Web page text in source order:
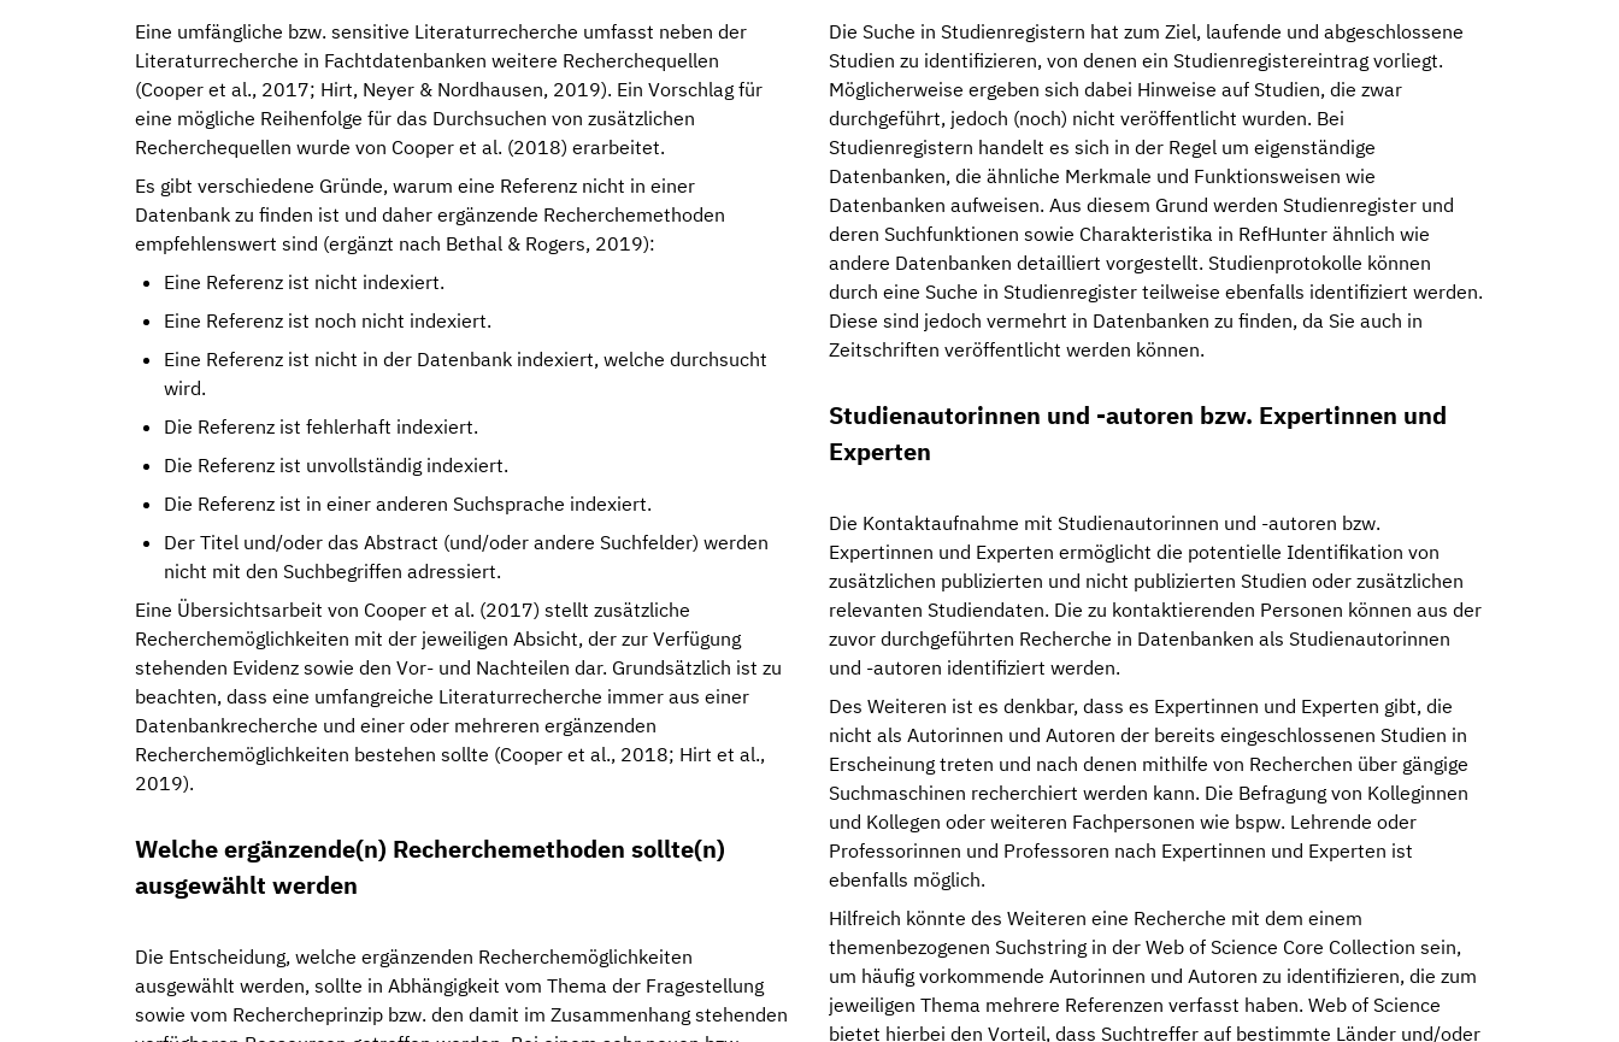
Eine umfängliche bzw. sensitive Literaturrecherche umfasst neben der
Literaturrecherche in Fachtdatenbanken weitere Recherchequellen
(Cooper et al., 2017; Hirt, Neyer & Nordhausen, 2019). Ein Vorschlag für
eine mögliche Reihenfolge für das Durchsuchen von zusätzlichen
Recherchequellen wurde von Cooper et al. (2018) erarbeitet.
Es gibt verschiedene Gründe, warum eine Referenz nicht in einer
Datenbank zu finden ist und daher ergänzende Recherchemethoden
empfehlenswert sind (ergänzt nach Bethal & Rogers, 2019):
Eine Referenz ist nicht indexiert.
Eine Referenz ist noch nicht indexiert.
Eine Referenz ist nicht in der Datenbank indexiert, welche durchsucht
wird.
Die Referenz ist fehlerhaft indexiert.
Die Referenz ist unvollständig indexiert.
Die Referenz ist in einer anderen Suchsprache indexiert.
Der Titel und/oder das Abstract (und/oder andere Suchfelder) werden
nicht mit den Suchbegriffen adressiert.
Eine Übersichtsarbeit von Cooper et al. (2017) stellt zusätzliche
Recherchemöglichkeiten mit der jeweiligen Absicht, der zur Verfügung
stehenden Evidenz sowie den Vor- und Nachteilen dar. Grundsätzlich ist zu
beachten, dass eine umfangreiche Literaturrecherche immer aus einer
Datenbankrecherche und einer oder mehreren ergänzenden
Recherchemöglichkeiten bestehen sollte (Cooper et al., 2018; Hirt et al.,
2019).
Welche ergänzende(n) Recherchemethoden sollte(n)
ausgewählt werden
Die Entscheidung, welche ergänzenden Recherchemöglichkeiten
ausgewählt werden, sollte in Abhängigkeit vom Thema der Fragestellung
sowie vom Rechercheprinzip bzw. den damit im Zusammenhang stehenden
Die Suche in Studienregistern hat zum Ziel, laufende und abgeschlossene
Studien zu identifizieren, von denen ein Studienregistereintrag vorliegt.
Möglicherweise ergeben sich dabei Hinweise auf Studien, die zwar
durchgeführt, jedoch (noch) nicht veröffentlicht wurden. Bei
Studienregistern handelt es sich in der Regel um eigenständige
Datenbanken, die ähnliche Merkmale und Funktionsweisen wie
Datenbanken aufweisen. Aus diesem Grund werden Studienregister und
deren Suchfunktionen sowie Charakteristika in RefHunter ähnlich wie
andere Datenbanken detailliert vorgestellt. Studienprotokolle können
durch eine Suche in Studienregister teilweise ebenfalls identifiziert werden.
Diese sind jedoch vermehrt in Datenbanken zu finden, da Sie auch in
Zeitschriften veröffentlicht werden können.
Studienautorinnen und -autoren bzw. Expertinnen und
Experten
Die Kontaktaufnahme mit Studienautorinnen und -autoren bzw.
Expertinnen und Experten ermöglicht die potentielle Identifikation von
zusätzlichen publizierten und nicht publizierten Studien oder zusätzlichen
relevanten Studiendaten. Die zu kontaktierenden Personen können aus der
zuvor durchgeführten Recherche in Datenbanken als Studienautorinnen
und -autoren identifiziert werden.
Des Weiteren ist es denkbar, dass es Expertinnen und Experten gibt, die
nicht als Autorinnen und Autoren der bereits eingeschlossenen Studien in
Erscheinung treten und nach denen mithilfe von Recherchen über gängige
Suchmaschinen recherchiert werden kann. Die Befragung von Kolleginnen
und Kollegen oder weiteren Fachpersonen wie bspw. Lehrende oder
Professorinnen und Professoren nach Expertinnen und Experten ist
ebenfalls möglich.
Hilfreich könnte des Weiteren eine Recherche mit dem einem
themenbezogenen Suchstring in der Web of Science Core Collection sein,
um häufig vorkommende Autorinnen und Autoren zu identifizieren, die zum
jeweiligen Thema mehrere Referenzen verfasst haben. Web of Science
bietet hierbei den Vorteil, dass Suchtreffer auf bestimmte Länder und/oder